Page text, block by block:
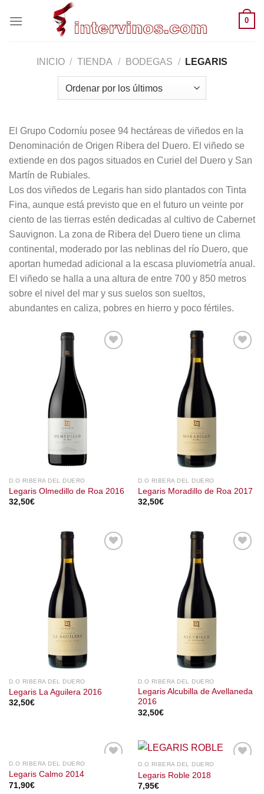
0
INICIO / TIENDA / BODEGAS / LEGARIS
El Grupo Codorníu posee 94 hectáreas de viñedos en la
Denominación de Origen Ribera del Duero. El viñedo se
extiende en dos pagos situados en Curiel del Duero y San
Martín de Rubiales.
Los dos viñedos de Legaris han sido plantados con Tinta
Fina, aunque está previsto que en el futuro un veinte por
ciento de las tierras estén dedicadas al cultivo de Cabernet
Sauvignon. La zona de Ribera del Duero tiene un clima
continental, moderado por las neblinas del río Duero, que
aportan humedad adicional a la escasa pluviometría anual.
El viñedo se halla a una altura de entre 700 y 850 metros
sobre el nivel del mar y sus suelos son sueltos,
abundantes en caliza, pobres en hierro y poco fértiles.
D.O RIBERA DEL DUERO
Legaris Olmedillo de Roa 2016
32,50€
D.O RIBERA DEL DUERO
Legaris Moradillo de Roa 2017
32,50€
D.O RIBERA DEL DUERO
Legaris La Aguilera 2016
32,50€
D.O RIBERA DEL DUERO
Legaris Alcubilla de Avellaneda
2016
32,50€
D.O RIBERA DEL DUERO
Legaris Calmo 2014
71,90€
D.O RIBERA DEL DUERO
Legaris Roble 2018
7,95€